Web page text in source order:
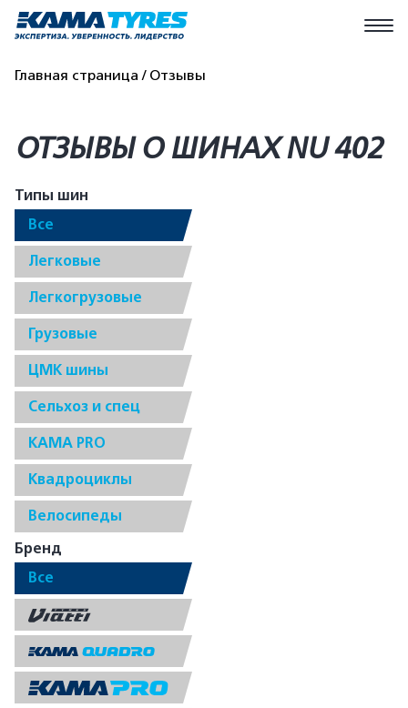
Главная страница Отзывы
ОТЗЫВЫ О ШИНАХ NU 402
Типы шин
Все
Легковые
Легкогрузовые
Грузовые
ЦМК шины
Сельхоз и спец
КАМА PRO
Квадроциклы
Велосипеды
Бренд
Все